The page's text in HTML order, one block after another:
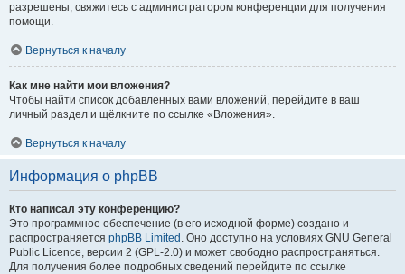
разрешены, свяжитесь с администратором конференции для получения
помощи.
Вернуться к началу
Как мне найти мои вложения?
Чтобы найти список добавленных вами вложений, перейдите в ваш
личный раздел и щёлкните по ссылке «Вложения».
Вернуться к началу
Информация о phpBB
Кто написал эту конференцию?
Это программное обеспечение (в его исходной форме) создано и
распространяется phpBB Limited . Оно доступно на условиях GNU General
Public Licence, версии 2 (GPL-2.0) и может свободно распространяться.
Для получения более подробных сведений перейдите по ссылке